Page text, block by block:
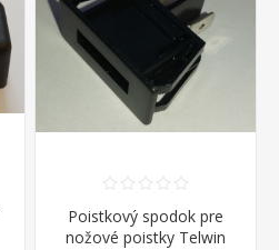
Poistkový spodok pre
nožové poistky Telwin